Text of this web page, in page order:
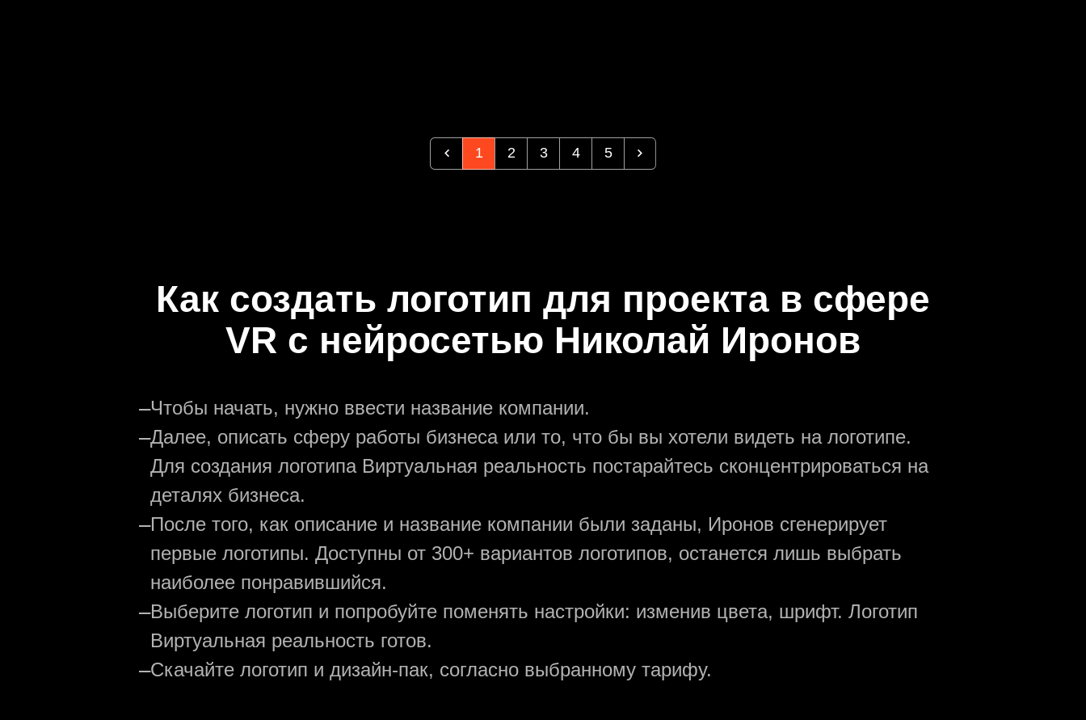
1 2 3 4 5
Как создать логотип для проекта в сфере
VR с нейросетью Николай Иронов
—Чтобы начать, нужно ввести название компании.
—Далее, описать сферу работы бизнеса или то, что бы вы хотели видеть на логотипе.
Для создания логотипа Виртуальная реальность постарайтесь сконцентрироваться на
деталях бизнеса.
—После того, как описание и название компании были заданы, Иронов сгенерирует
первые логотипы. Доступны от 300+ вариантов логотипов, останется лишь выбрать
наиболее понравившийся.
—Выберите логотип и попробуйте поменять настройки: изменив цвета, шрифт. Логотип
Виртуальная реальность готов.
—Скачайте логотип и дизайн-пак, согласно выбранному тарифу.